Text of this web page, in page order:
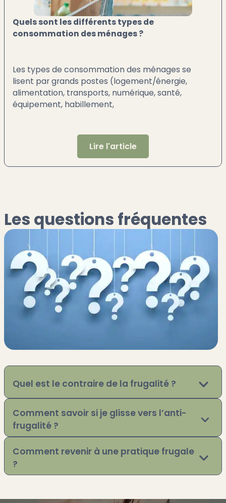
Quels sont les différents types de
consommation des ménages ?
Les types de consommation des ménages se
lisent par grands postes (logement/énergie,
alimentation, transports, numérique, santé,
équipement, habillement,
Lire l'article
Les questions fréquentes
Quel est le contraire de la frugalité ?
Comment savoir si je glisse vers l’anti-
frugalité ?
Comment revenir à une pratique frugale
?